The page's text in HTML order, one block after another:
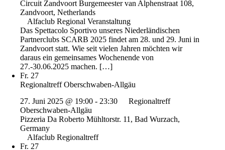
Circuit Zandvoort Burgemeester van Alphenstraat 108,
Zandvoort, Netherlands
Alfaclub Regional Veranstaltung
Das Spettacolo Sportivo unseres Niederländischen
Partnerclubs SCARB 2025 findet am 28. und 29. Juni in
Zandvoort statt. Wie seit vielen Jahren möchten wir
daraus ein gemeinsames Wochenende von
27.-30.06.2025 machen. […]
Fr. 27
Regionaltreff Oberschwaben-Allgäu
27. Juni 2025 @ 19:00 - 23:30
Regionaltreff
Oberschwaben-Allgäu
Pizzeria Da Roberto Mühltorstr. 11, Bad Wurzach,
Germany
Alfaclub Regionaltreff
Fr. 27